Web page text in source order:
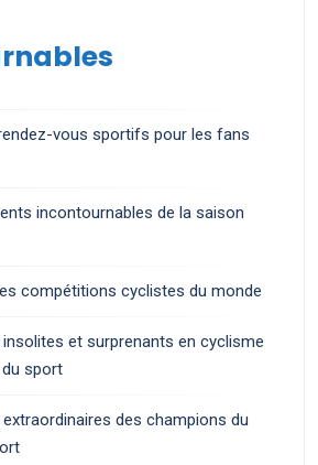
vous sportifs pour les fans
incontournables de la saison
compétitions cyclistes du monde
et surprenants en cyclisme
sport
des champions du